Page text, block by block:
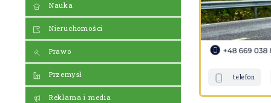
Nauka
Nieruchomości
Prawo
Przemysł
Reklama i media
telefon